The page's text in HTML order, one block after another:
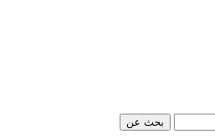
بحث عن